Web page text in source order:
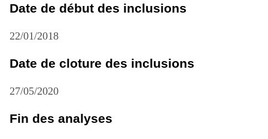
Date de début des inclusions
22/01/2018
Date de cloture des inclusions
27/05/2020
Fin des analyses